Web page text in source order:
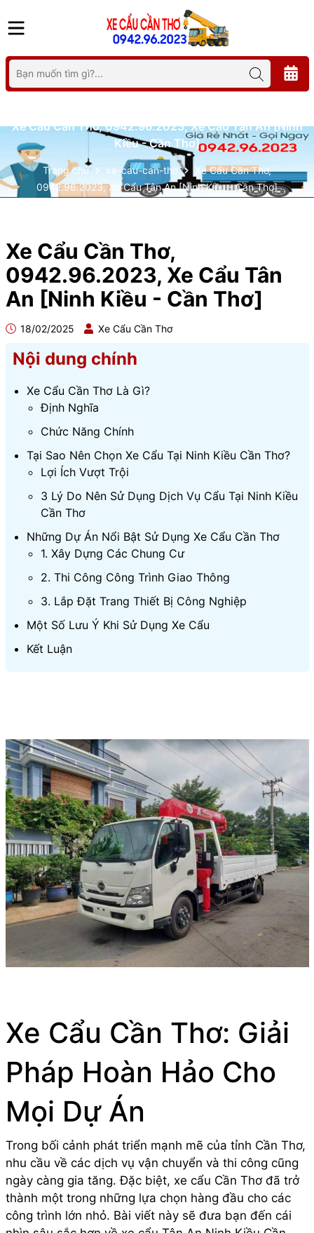
Xe Cẩu Cần Thơ, 0942.96.2023, Xe Cẩu Tân An [Ninh
Kiều - Cần Thơ]
Trang chủ xe-cau-can-tho
Xe Cẩu Cần Thơ,
0942.96.2023, Xe Cẩu Tân An [Ninh Kiều - Cần Thơ]
Xe Cẩu Cần Thơ,
0942.96.2023, Xe Cẩu Tân
An [Ninh Kiều - Cần Thơ]
18/02/2025 Xe Cẩu Cần Thơ
Nội dung chính
Xe Cẩu Cần Thơ Là Gì?
Định Nghĩa
Chức Năng Chính
Tại Sao Nên Chọn Xe Cẩu Tại Ninh Kiều Cần Thơ?
Lợi Ích Vượt Trội
3 Lý Do Nên Sử Dụng Dịch Vụ Cẩu Tại Ninh Kiều
Cần Thơ
Những Dự Án Nổi Bật Sử Dụng Xe Cẩu Cần Thơ
1. Xây Dựng Các Chung Cư
2. Thi Công Công Trình Giao Thông
3. Lắp Đặt Trang Thiết Bị Công Nghiệp
Một Số Lưu Ý Khi Sử Dụng Xe Cẩu
Kết Luận
Xe Cẩu Cần Thơ: Giải
Pháp Hoàn Hảo Cho
Mọi Dự Án
Trong bối cảnh phát triển mạnh mẽ của tỉnh Cần Thơ,
nhu cầu về các dịch vụ vận chuyển và thi công cũng
ngày càng gia tăng. Đặc biệt, xe cẩu Cần Thơ đã trở
thành một trong những lựa chọn hàng đầu cho các
công trình lớn nhỏ. Bài viết này sẽ đưa bạn đến cái